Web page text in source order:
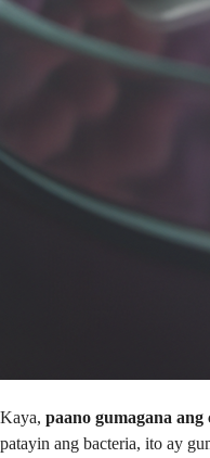
Kaya, paano gumagana
patayin ang bacteria, ito ay